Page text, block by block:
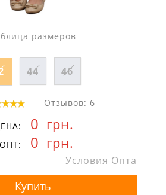
размеров
44 46
Отзывов: 6
0 грн.
ОПТ: 0 грн.
Условия Опта